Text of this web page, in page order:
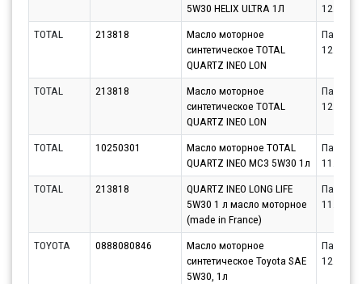
5W30 HELIX ULTRA 1Л
TOTAL
213818
Масло моторное
синтетическое TOTAL
QUARTZ INEO LON
Партнёр
TOTAL 213818
Масло моторное
синтетическое TOTAL
QUARTZ INEO LON
Партнёр
TOTAL 10250301
Масло моторное TOTAL
QUARTZ INEO MC3 5W30 1л
Партнёр
TOTAL
213818
QUARTZ INEO LONG LIFE
5W30 1 л масло моторное
(made in France)
Партнёр
TOYOTA 0888080846
Масло моторное
синтетическое Toyota SAE
5W30, 1л
Партнёр